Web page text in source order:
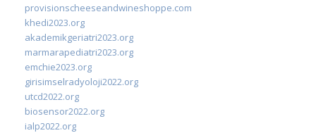
provisionscheeseandwineshoppe.com
khedi2023.org
akademikgeriatri2023.org
marmarapediatri2023.org
emchie2023.org
girisimselradyoloji2022.org
utcd2022.org
biosensor2022.org
ialp2022.org